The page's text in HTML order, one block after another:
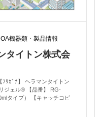
機器類 ・製品情報
タイトン株式会
ﾌﾘｶﾞﾅ】 ヘラマンタイトン
ジェル® 【品番】 RG-
タイプ） 【キャッチコピ